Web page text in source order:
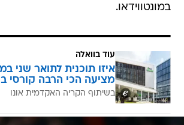
במונטווידאו.
עוד בוואלה
איזו תוכנית לתואר שני
מציעה הכי הרבה קורסי
בשיתוף הקריה האקדמית אונו